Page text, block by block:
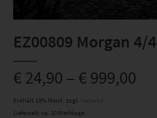
EZ00809 Morgan 4/4
€24,90 – €999,00
Enthält 19% Mwst. zzgl. Versand
Lieferzeit: ca. 10 Werktage